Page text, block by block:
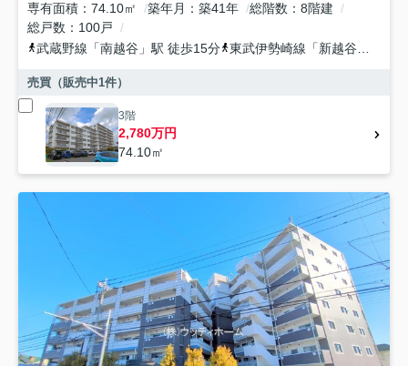
専有面積
74.10㎡ 築年月 築41年 総階数
8階建
総戸数
100戸
武蔵野線 「南越谷 」駅 徒歩15分 東武伊勢崎線 「新越谷
売買（販売中1件）
3階
2,780万円
74.10㎡